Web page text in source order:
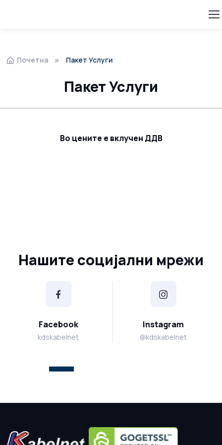
Почетна Пакет Услуги
Пакет Услуги
Во цените е вклучен ДДВ
Нашите социјални мрежи
Facebook
kdskabelnet
Instagram
@kdskabelnet